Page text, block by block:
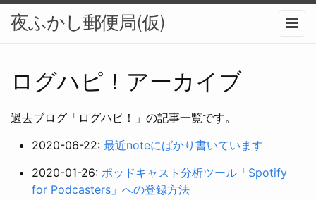
夜ふかし郵便局(仮) メニ
ログハピ！アーカイブ
過去ブログ「ログハピ！」の記事一覧です。
2020-06-22: 最近noteにばかり書いています
2020-01-26: ポッドキャスト分析ツール「Spotify
for Podcasters」への登録方法